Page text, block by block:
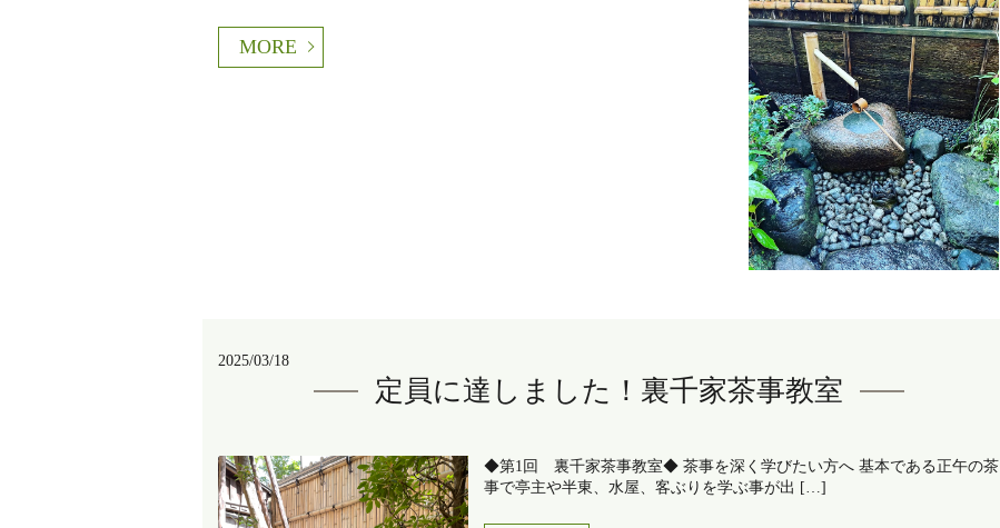
MORE
2025/03/18
定員に達しました！裏千家茶事教室
◆第1回 裏千家茶事教室◆ 茶事を深く学びたい方へ 基本である正午の茶
事で亭主や半東、水屋、客ぶりを学ぶ事が出 […]